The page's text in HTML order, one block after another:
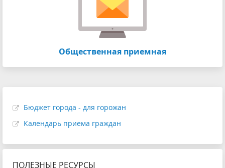
Общественная приемная
Бюджет города - для горожан
Календарь приема граждан
ПОЛЕЗНЫЕ РЕСУРСЫ